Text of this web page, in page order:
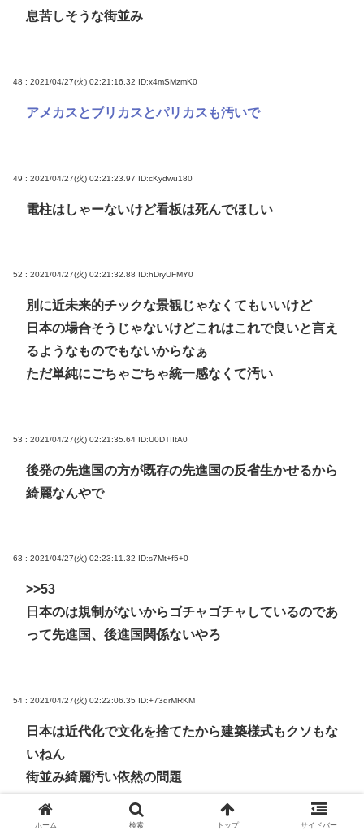
息苦しそうな街並み
48 : 2021/04/27(火) 02:21:16.32 ID:x4mSMzmK0
アメカスとブリカスとパリカスも汚いで
49 : 2021/04/27(火) 02:21:23.97 ID:cKydwu180
電柱はしゃーないけど看板は死んでほしい
52 : 2021/04/27(火) 02:21:32.88 ID:hDryUFMY0
別に近未来的チックな景観じゃなくてもいいけど
日本の場合そうじゃないけどこれはこれで良いと言え
るようなものでもないからなぁ
ただ単純にごちゃごちゃ統一感なくて汚い
53 : 2021/04/27(火) 02:21:35.64 ID:U0DTIItA0
後発の先進国の方が既存の先進国の反省生かせるから
綺麗なんやで
63 : 2021/04/27(火) 02:23:11.32 ID:s7Mt+f5+0
>>53
日本のは規制がないからゴチャゴチャしているのであ
って先進国、後進国関係ないやろ
54 : 2021/04/27(火) 02:22:06.35 ID:+73drMRKM
日本は近代化で文化を捨てたから建築様式もクソもな
いねん
街並み綺麗汚い依然の問題
ホーム 検索 トップ サイドバー